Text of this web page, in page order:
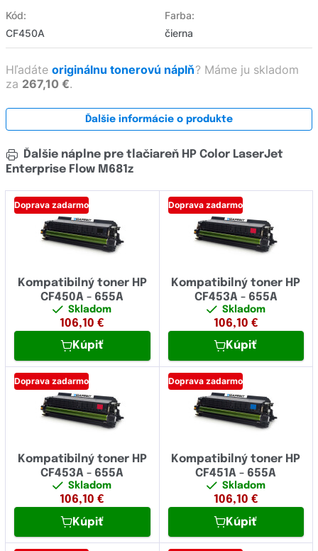
Kód:
CF450A
Farba:
čierna
Hľadáte originálnu tonerovú náplň? Máme ju skladom
za 267,10 €.
Ďalšie informácie o produkte
Ďalšie náplne pre tlačiareň HP Color LaserJet
Enterprise Flow M681z
Doprava zadarmo
Kompatibilný toner HP
CF450A - 655A
Skladom
106,10 €
Kúpiť
Doprava zadarmo
Kompatibilný toner HP
CF453A - 655A
Skladom
106,10 €
Kúpiť
Doprava zadarmo
Kompatibilný toner HP
CF453A - 655A
Skladom
106,10 €
Kúpiť
Doprava zadarmo
Kompatibilný toner HP
CF451A - 655A
Skladom
106,10 €
Kúpiť